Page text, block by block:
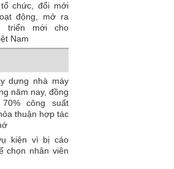
chức, đổi mới
động, mở ra
triển mới cho
Nam
dựng nhà máy
năm nay, đồng
công suất
thuận hợp tác
kiện vì bị cáo
chọn nhân viên